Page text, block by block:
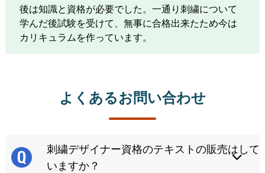
後は知識と資格が必要でした。一通り刺繍について
学んだ後試験を受けて、無事に合格出来たため今は
カリキュラムを作っています。
よくあるお問い合わせ
刺繍デザイナー資格のテキストの販売はして
いますか？